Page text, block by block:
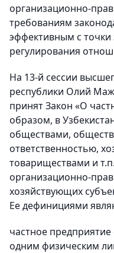
организационно-
требованиям
эффективным с точки
регулирования
На 13-й сессии
республики Олий
принят Закон «О
образом, в
обществами,
ответственностью,
товариществами и
организационно-
хозяйствующих
Ее дефинициями
частное
одним физическим